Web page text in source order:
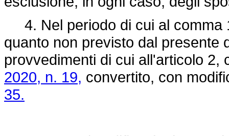
4. Nel periodo di cui al comma
quanto non previsto dal presente
provvedimenti di cui all'articolo 2,
2020, n. 19, convertito, con
35.